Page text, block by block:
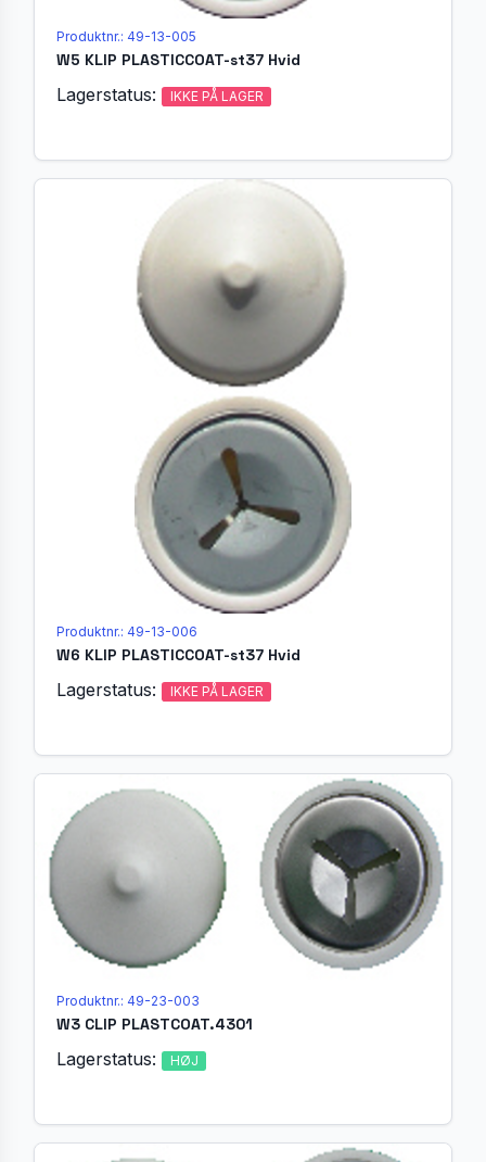
Produktnr.: 49-13-005
W5 KLIP PLASTICCOAT-st37 Hvid
Lagerstatus: IKKE PÅ LAGER
Produktnr.: 49-13-006
W6 KLIP PLASTICCOAT-st37 Hvid
Lagerstatus: IKKE PÅ LAGER
Produktnr.: 49-23-003
W3 CLIP PLASTCOAT.4301
Lagerstatus: HØJ